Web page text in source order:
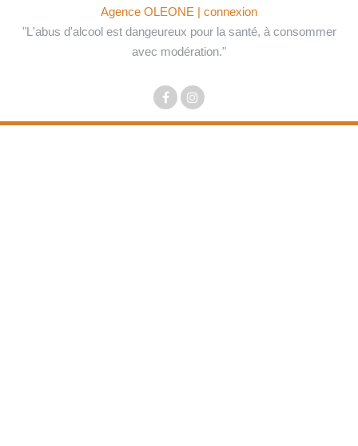
Agence OLEONE | connexion
"L'abus d'alcool est dangeureux pour la santé, à consommer
avec modération."